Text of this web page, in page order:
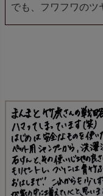
でも、フワフワのツ